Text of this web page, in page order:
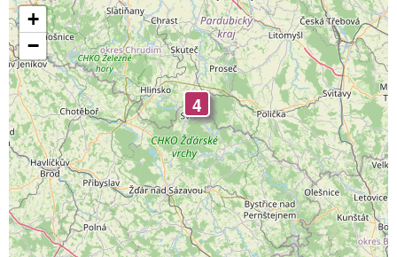
4
+
−